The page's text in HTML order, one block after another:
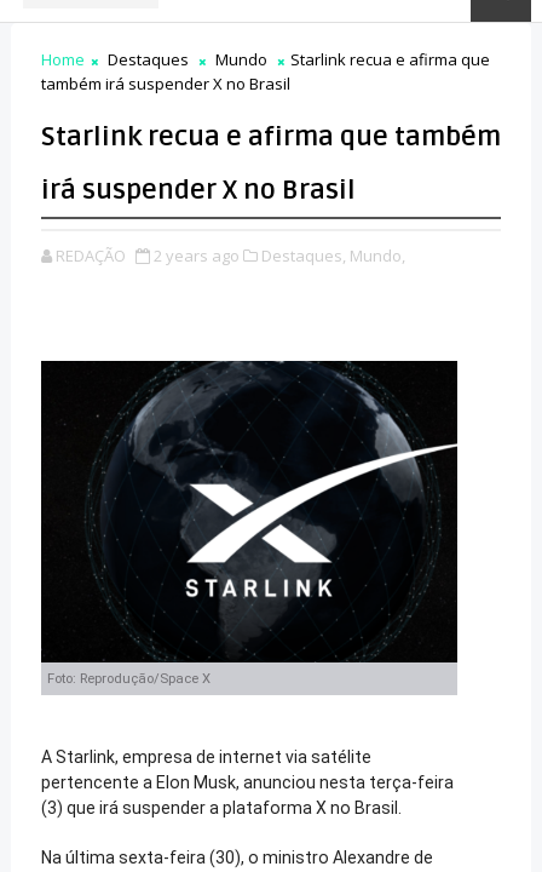
Home Destaques Mundo
Starlink recua e afirma que
também irá suspender X no Brasil
Starlink recua e afirma que também
irá suspender X no Brasil
REDAÇÃO 2 years ago Destaques, Mundo,
Foto: Reprodução/Space X
A Starlink, empresa de internet via satélite
pertencente a Elon Musk, anunciou nesta terça-feira
(3) que irá suspender a plataforma X no Brasil.
Na última sexta-feira (30), o ministro Alexandre de